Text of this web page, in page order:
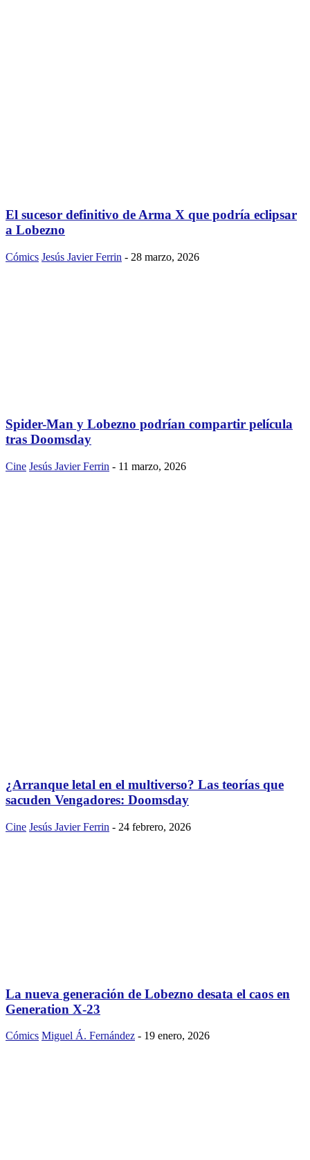
El sucesor definitivo de Arma X que podría eclipsar
a Lobezno
Cómics Jesús Javier Ferrin - 28 marzo, 2026
Spider-Man y Lobezno podrían compartir película
tras Doomsday
Cine Jesús Javier Ferrin - 11 marzo, 2026
¿Arranque letal en el multiverso? Las teorías que
sacuden Vengadores: Doomsday
Cine Jesús Javier Ferrin - 24 febrero, 2026
La nueva generación de Lobezno desata el caos en
Generation X-23
Cómics Miguel Á. Fernández - 19 enero, 2026